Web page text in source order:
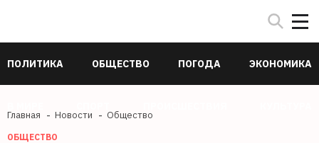
ПОЛИТИКА ОБЩЕСТВО ПОГОДА ЭКОНОМИКА
Главная Новости Общество
ОБЩЕСТВО